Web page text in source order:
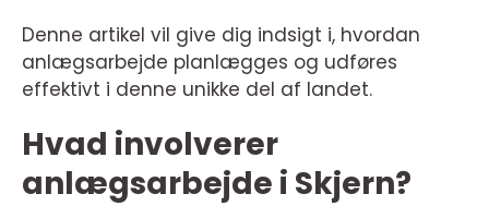
Denne artikel vil give dig indsigt i, hvordan
anlægsarbejde planlægges og udføres
effektivt i denne unikke del af landet.
Hvad involverer
anlægsarbejde i Skjern?